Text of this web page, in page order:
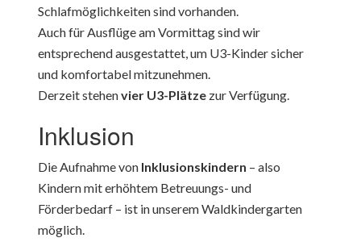
Schlafmöglichkeiten sind vorhanden.
Auch für Ausflüge am Vormittag sind wir
entsprechend ausgestattet, um U3-Kinder sicher
und komfortabel mitzunehmen.
Derzeit stehenvier U3-Plätzezur Verfügung.
Inklusion
Die Aufnahme von Inklusionskindern – also
Kindern mit erhöhtem Betreuungs- und
Förderbedarf – ist in unserem Waldkindergarten
möglich.